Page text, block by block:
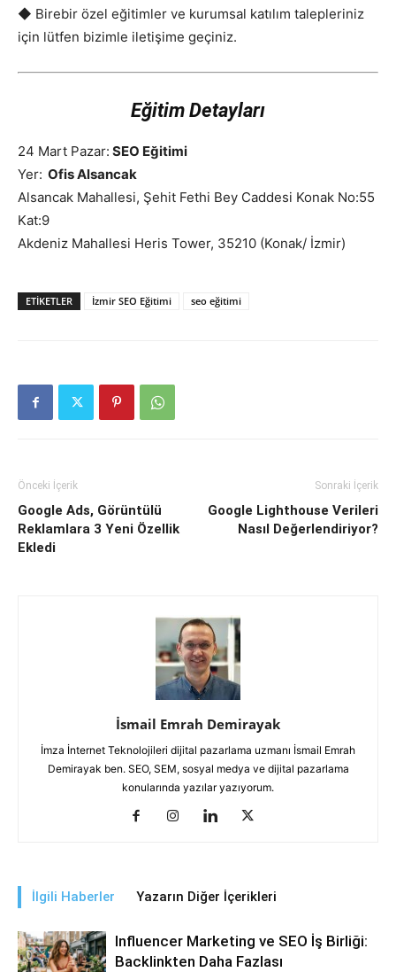
◆ Birebir özel eğitimler ve kurumsal katılım talepleriniz
için lütfen bizimle iletişime geçiniz.
Eğitim Detayları
24 Mart Pazar: SEO Eğitimi
Yer: Ofis Alsancak
Alsancak Mahallesi, Şehit Fethi Bey Caddesi Konak No:55
Kat:9
Akdeniz Mahallesi Heris Tower, 35210 (Konak/ İzmir)
ETIKETLER İzmir SEO Eğitimi seo eğitimi
Önceki İçerik
Google Ads, Görüntülü
Reklamlara 3 Yeni Özellik
Ekledi
Sonraki İçerik
Google Lighthouse Verileri
Nasıl Değerlendiriyor?
İsmail Emrah Demirayak
İmza İnternet Teknolojileri dijital pazarlama uzmanı İsmail Emrah
Demirayak ben. SEO, SEM, sosyal medya ve dijital pazarlama
konularında yazılar yazıyorum.
İlgili Haberler Yazarın Diğer İçerikleri
Influencer Marketing ve SEO İş Birliği:
Backlinkten Daha Fazlası